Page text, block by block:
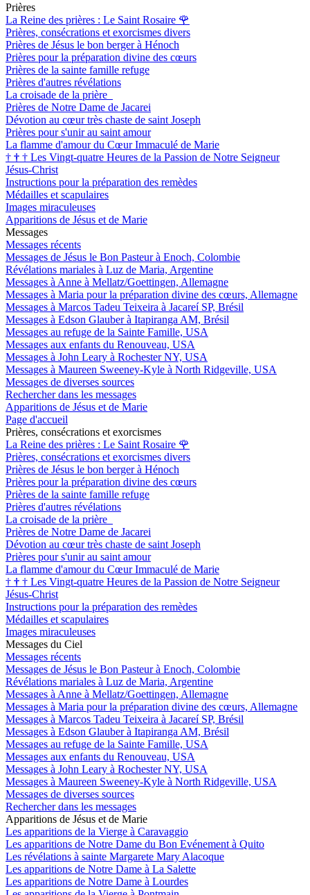
Prières
La Reine des prières : Le Saint Rosaire 🌹
Prières, consécrations et exorcismes divers
Prières de Jésus le bon berger à Hénoch
Prières pour la préparation divine des cœurs
Prières de la sainte famille refuge
Prières d'autres révélations
La croisade de la prière
Prières de Notre Dame de Jacarei
Dévotion au cœur très chaste de saint Joseph
Prières pour s'unir au saint amour
La flamme d'amour du Cœur Immaculé de Marie
† † † Les Vingt-quatre Heures de la Passion de Notre Seigneur
Jésus-Christ
Instructions pour la préparation des remèdes
Médailles et scapulaires
Images miraculeuses
Apparitions de Jésus et de Marie
Messages
Messages récents
Messages de Jésus le Bon Pasteur à Enoch, Colombie
Révélations mariales à Luz de Maria, Argentine
Messages à Anne à Mellatz/Goettingen, Allemagne
Messages à Maria pour la préparation divine des cœurs, Allemagne
Messages à Marcos Tadeu Teixeira à Jacareí SP, Brésil
Messages à Edson Glauber à Itapiranga AM, Brésil
Messages au refuge de la Sainte Famille, USA
Messages aux enfants du Renouveau, USA
Messages à John Leary à Rochester NY, USA
Messages à Maureen Sweeney-Kyle à North Ridgeville, USA
Messages de diverses sources
Rechercher dans les messages
Apparitions de Jésus et de Marie
Page d'accueil
Prières, consécrations et exorcismes
La Reine des prières : Le Saint Rosaire 🌹
Prières, consécrations et exorcismes divers
Prières de Jésus le bon berger à Hénoch
Prières pour la préparation divine des cœurs
Prières de la sainte famille refuge
Prières d'autres révélations
La croisade de la prière
Prières de Notre Dame de Jacarei
Dévotion au cœur très chaste de saint Joseph
Prières pour s'unir au saint amour
La flamme d'amour du Cœur Immaculé de Marie
† † † Les Vingt-quatre Heures de la Passion de Notre Seigneur
Jésus-Christ
Instructions pour la préparation des remèdes
Médailles et scapulaires
Images miraculeuses
Messages du Ciel
Messages récents
Messages de Jésus le Bon Pasteur à Enoch, Colombie
Révélations mariales à Luz de Maria, Argentine
Messages à Anne à Mellatz/Goettingen, Allemagne
Messages à Maria pour la préparation divine des cœurs, Allemagne
Messages à Marcos Tadeu Teixeira à Jacareí SP, Brésil
Messages à Edson Glauber à Itapiranga AM, Brésil
Messages au refuge de la Sainte Famille, USA
Messages aux enfants du Renouveau, USA
Messages à John Leary à Rochester NY, USA
Messages à Maureen Sweeney-Kyle à North Ridgeville, USA
Messages de diverses sources
Rechercher dans les messages
Apparitions de Jésus et de Marie
Les apparitions de la Vierge à Caravaggio
Les apparitions de Notre Dame du Bon Evénement à Quito
Les révélations à sainte Margarete Mary Alacoque
Les apparitions de Notre Dame à La Salette
Les apparitions de Notre Dame à Lourdes